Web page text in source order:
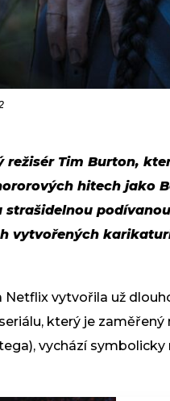
režisér Tim Burton,
hitech jako
strašidelnou
vytvořených
Netflix vytvořila už
který je
vychází